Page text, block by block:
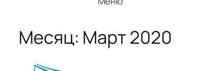
Месяц: Март 2020